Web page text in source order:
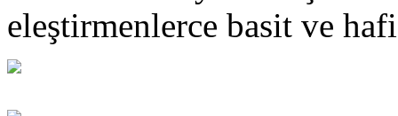
eleştirmenlerce basit ve